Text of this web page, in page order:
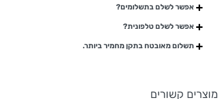
אפשר לשלם בתשלומים?
אפשר לשלם טלפונית?
תשלום מאובטח בתקן מחמיר ביותר.
מוצרים קשורים